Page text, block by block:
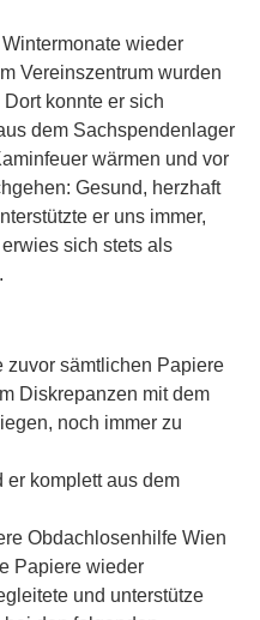
wieder
Vereinszentrum wurden
konnte er sich
dem Sachspendenlager
wärmen und vor
Gesund, herzhaft
er uns immer,
sich stets als
zuvor sämtlichen Papiere
Diskrepanzen mit dem
noch immer zu
er komplett aus dem
Obdachlosenhilfe Wien
Papiere wieder
und unterstütze